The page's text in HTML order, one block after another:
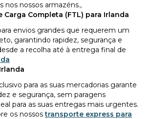
nos nossos armazéns.,
Carga Completa (FTL) para Irlanda
envios grandes que requerem um
garantindo rapidez, segurança e
a recolha até à entrega final de
para as suas mercadorias garante
e segurança, sem paragens
para as suas entregas mais urgentes.
os nossos transporte express para